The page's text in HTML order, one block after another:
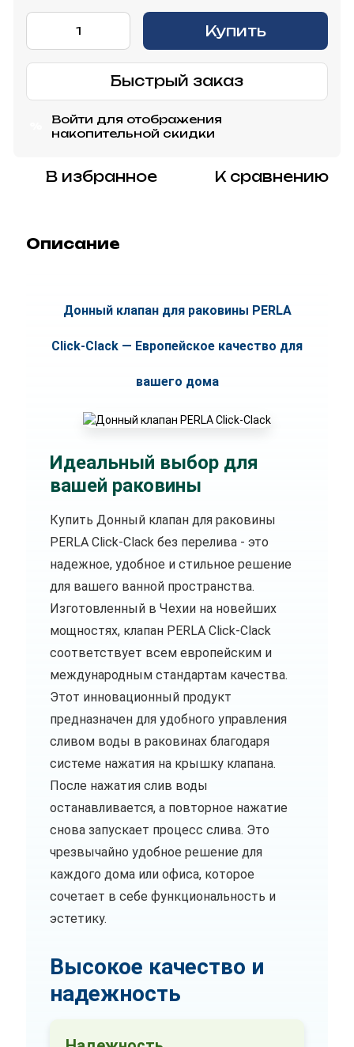
Купить
Быстрый заказ
Войти для отображения
накопительной скидки
В избранное К сравнению
Описание
Донный клапан для раковины PERLA
Click-Clack — Европейское качество для
вашего дома
Идеальный выбор для
вашей раковины
Купить Донный клапан для раковины
PERLA Click-Clack без перелива - это
надежное, удобное и стильное решение
для вашего ванной пространства.
Изготовленный в Чехии на новейших
мощностях, клапан PERLA Click-Clack
соответствует всем европейским и
международным стандартам качества.
Этот инновационный продукт
предназначен для удобного управления
сливом воды в раковинах благодаря
системе нажатия на крышку клапана.
После нажатия слив воды
останавливается, а повторное нажатие
снова запускает процесс слива. Это
чрезвычайно удобное решение для
каждого дома или офиса, которое
сочетает в себе функциональность и
эстетику.
Высокое качество и
надежность